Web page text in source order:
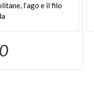
l’ago e il filo